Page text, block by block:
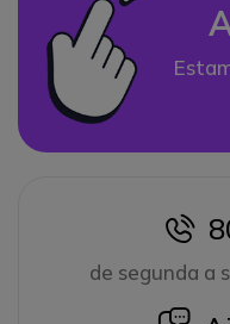
de segunda a